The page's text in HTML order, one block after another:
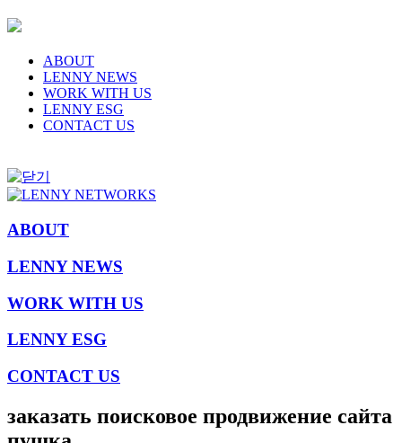
ABOUT
LENNY NEWS
WORK WITH US
LENNY ESG
CONTACT US
ABOUT
LENNY NEWS
WORK WITH US
LENNY ESG
CONTACT US
заказать поисковое продвижение сайта